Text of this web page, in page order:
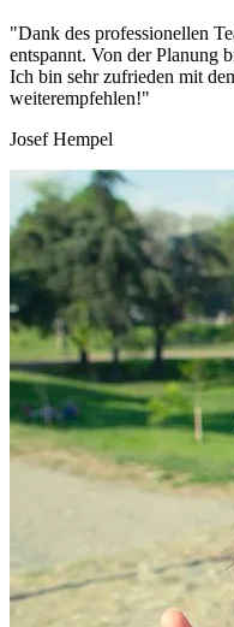
"Dank des professionellen
entspannt. Von der Planung
Ich bin sehr zufrieden mit
weiterempfehlen!"
Josef Hempel